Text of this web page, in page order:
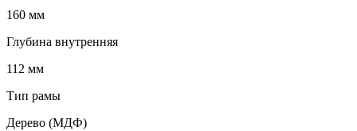
160 мм
Глубина внутренняя
112 мм
Тип рамы
Дерево (МДФ)